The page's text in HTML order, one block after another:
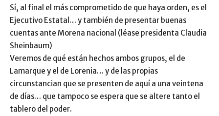
Sí, al final el más comprometido de que haya orden, es el
Ejecutivo Estatal… y también de presentar buenas
cuentas ante Morena nacional (léase presidenta Claudia
Sheinbaum)
Veremos de qué están hechos ambos grupos, el de
Lamarque y el de Lorenia… y de las propias
circunstancian que se presenten de aquí a una veintena
de días… que tampoco se espera que se altere tanto el
tablero del poder.